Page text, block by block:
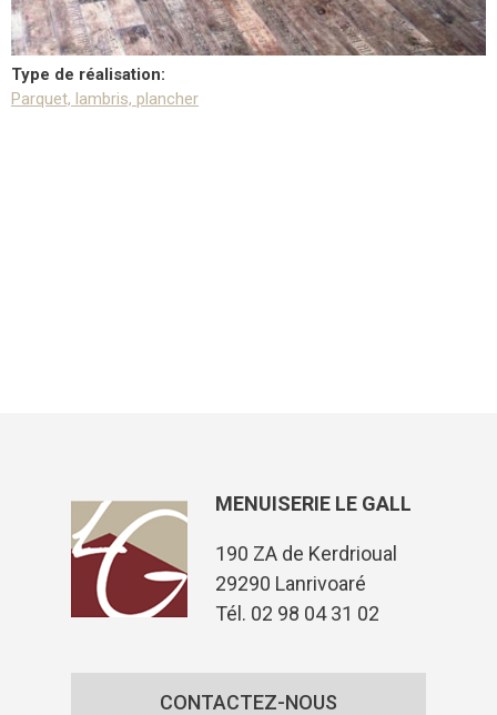
Type de réalisation:
Parquet, lambris, plancher
MENUISERIE LE GALL
190 ZA de Kerdrioual
29290 Lanrivoaré
Tél. 02 98 04 31 02
CONTACTEZ-NOUS